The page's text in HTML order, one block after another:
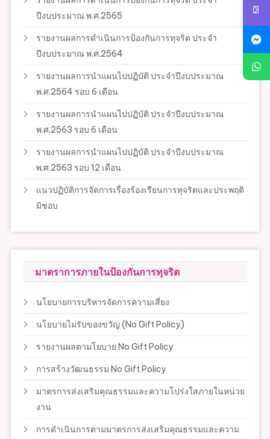
ปีงบประมาณ พ.ศ.2565
รายงานผลการดำเนินการป้องกันการทุจริต ประจำ
ปีงบประมาณ พ.ศ.2564
รายงานผลการนำแผนไปปฏิบัติ ประจำปีงบประมาณ
พ.ศ.2564 รอบ 6 เดือน
รายงานผลการนำแผนไปปฏิบัติ ประจำปีงบประมาณ
พ.ศ.2563 รอบ 6 เดือน
รายงานผลการนำแผนไปปฏิบัติ ประจำปีงบประมาณ
พ.ศ.2563 รอบ 12 เดือน
แนวปฏิบัติการจัดการเรื่องร้องเรียนการทุจริตและประพฤติ
มิชอบ
มาตราการภายในป้องกันการทุจริต
นโยบายการบริหารจัดการความเสี่ยง
นโยบายไม่รับของขวัญ (No Gift Policy)
รายงานผลตามโยบาย No Gift Policy
การสร้างวัฒนธรรม No Gift Policy
มาตรการส่งเสริมคุณธรรมและความโปร่งใสภายในหน่วย
งาน
การดำเนินการตามมาตรการส่งเสริมคุณธรรมและความ